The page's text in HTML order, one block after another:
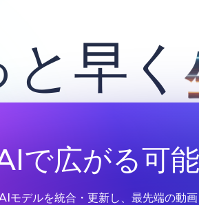
と早く
で広がる可
デルを統合・更新し、最先端の動